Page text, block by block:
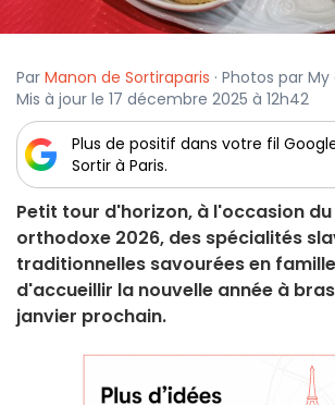
Par Manon de Sortiraparis · Photos par
Mis à jour le 17 décembre 2025 à 12h42
Plus de positif dans votre fil
Sortir à Paris.
Petit tour d'horizon, à l'occasion du
orthodoxe 2026, des spécialités
traditionnelles savourées en
d'accueillir la nouvelle année à
janvier prochain.